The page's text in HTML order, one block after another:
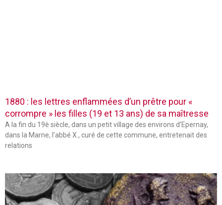
1880 : les lettres enflammées d’un prêtre pour «
corrompre » les filles (19 et 13 ans) de sa maîtresse
A la fin du 19è siècle, dans un petit village des environs d’Epernay,
dans la Marne, l’abbé X., curé de cette commune, entretenait des
relations